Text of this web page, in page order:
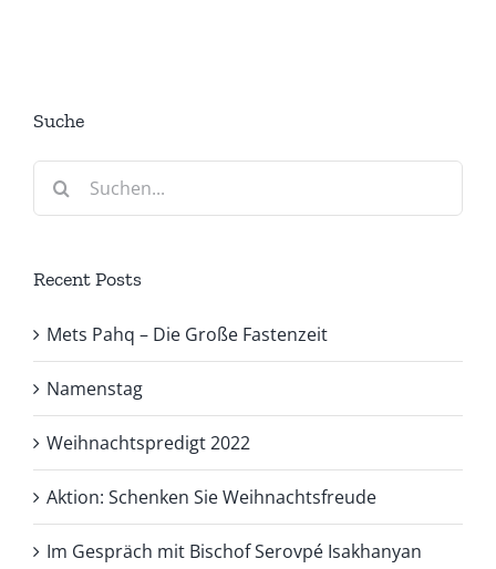
Suche
Suche
Recent Posts
Mets Pahq – Die Große Fastenzeit
Namenstag
Weihnachtspredigt 2022
Aktion: Schenken Sie Weihnachtsfreude
Im Gespräch mit Bischof Serovpé Isakhanyan